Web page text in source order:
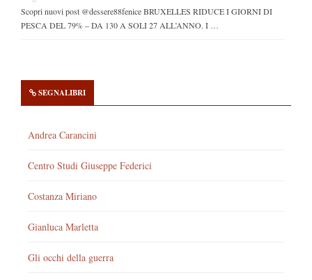
Scopri nuovi post @dessere88fenice BRUXELLES RIDUCE I GIORNI DI
PESCA DEL 79% – DA 130 A SOLI 27 ALL’ANNO. I …
SEGNALIBRI
Andrea Carancini
Centro Studi Giuseppe Federici
Costanza Miriano
Gianluca Marletta
Gli occhi della guerra